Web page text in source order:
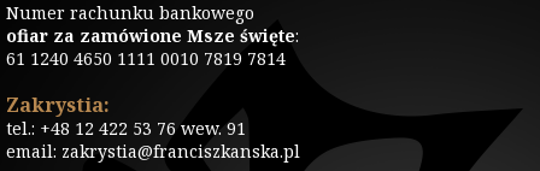
Numer rachunku bankowego
ofiar za zamówione Msze święte:
61 1240 4650 1111 0010 7819 7814
Zakrystia:
tel.: +48 12 422 53 76 wew. 91
email: zakrystia@franciszkanska.pl